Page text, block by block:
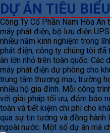
DỰ ÁN TIÊU BIỂU
Công Ty Cổ Phần Nam Hòa
máy phát điện, bộ lưu điện
nhiều năm kinh nghiệm trong
phát điện, công ty chúng tôi
án lớn nhỏ trên toàn quốc. Các
máy phát điện dự phòng cho
trung tâm thương mại, trường
nhiều hộ gia đình. Mỗi công
với giải pháp tối ưu, đảm bảo
toàn và tiết kiệm chi phí cho
qua sự tin tưởng và đồng hành
ngoài nước. Một số dự án mà